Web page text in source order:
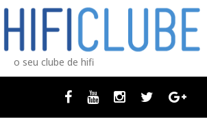
o seu clube de hifi
Facebook
Youtube InstagramTwitter